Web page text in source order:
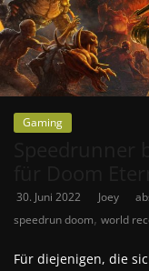
Gaming
30. Juni 2022 Joey
speedrun doom, world
Für diejenigen, die